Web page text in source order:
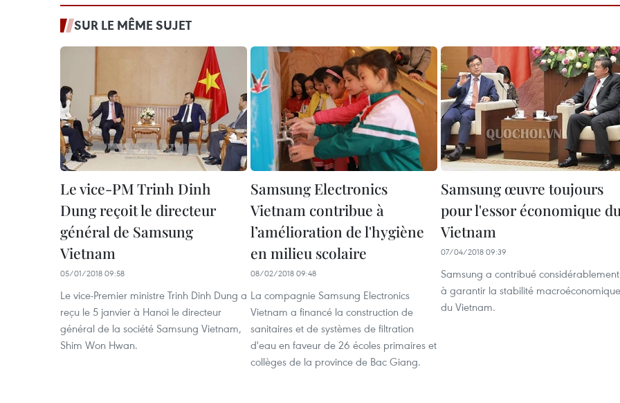
SUR LE MÊME SUJET
Le vice-P​M Trinh Dinh
Dung reçoit le directeur
général de Samsung
Vietnam
05/01/2018 09:58
Le vice-Premier ministre Trinh Dinh Dung a
reçu le 5 janvier à Hanoi le directeur
général de la société Samsung Vietnam,
Shim Won Hwan.
Samsung Electronics
Vietnam contribue à
l’amélioration de l'hygiène
en milieu scolaire
08/02/2018 09:48
La compagnie Samsung Electronics
Vietnam a financé la construction de
sanitaires et de systèmes de filtration
d'eau en faveur de 26 écoles primaires et
collèges de la province de Bac Giang.
Samsung œuvre toujours
pour l'essor économique
Vietnam
07/04/2018 09:39
Samsung a contribué considérablement
à garantir la stabilité macroéconomique
du Vietnam.